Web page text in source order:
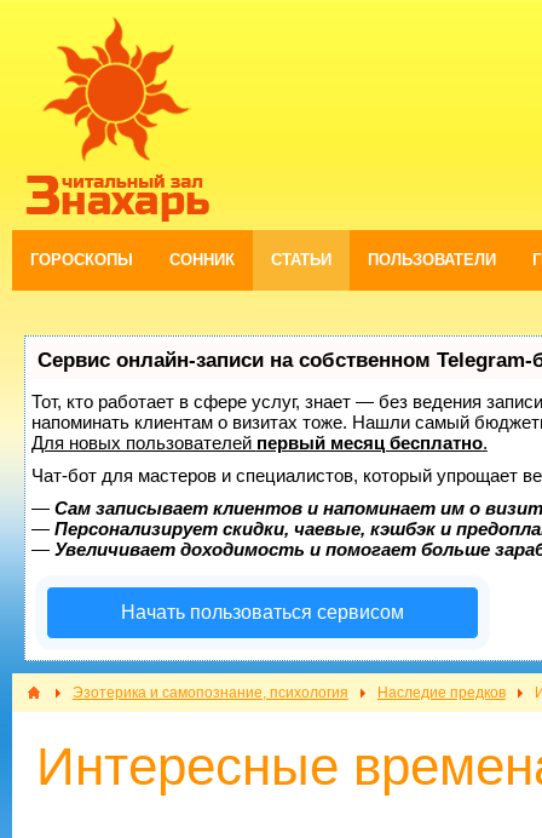
ГОРОСКОПЫ СОННИК СТАТЬИ ПОЛЬЗОВАТЕЛИ
Сервис онлайн-записи на собственном Telegram-
Тот, кто работает в сфере услуг, знает — без ведения
напоминать клиентам о визитах тоже. Нашли самый
Для новых пользователей первый месяц бесплатно.
Чат-бот для мастеров и специалистов, который упрощает
— Сам записывает клиентов и напоминает им о
— Персонализирует скидки, чаевые, кэшбэк и
— Увеличивает доходимость и помогает больше
Начать пользоваться сервисом
Эзотерика и самопознание, психология Наследие предков
Интересные